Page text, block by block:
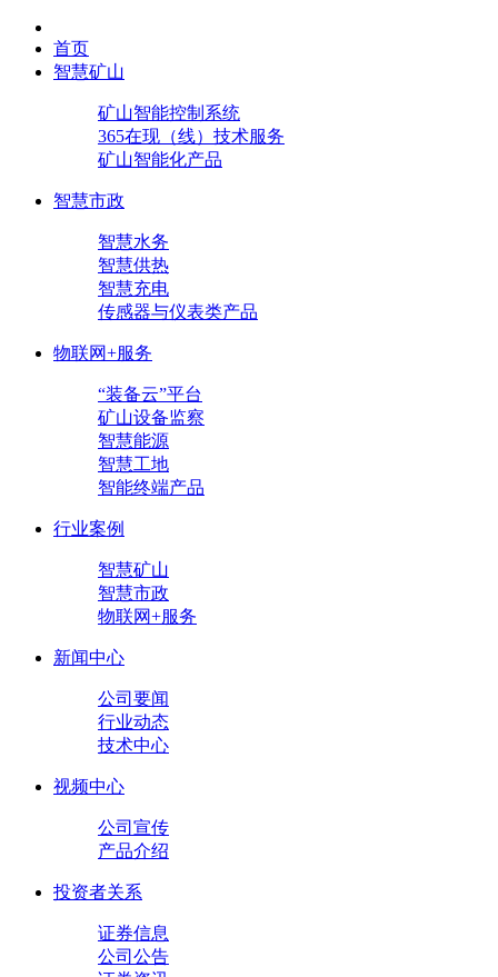
首页
智慧矿山
矿山智能控制系统
365在现（线）技术服务
矿山智能化产品
智慧市政
智慧水务
智慧供热
智慧充电
传感器与仪表类产品
物联网+服务
“装备云”平台
矿山设备监察
智慧能源
智慧工地
智能终端产品
行业案例
智慧矿山
智慧市政
物联网+服务
新闻中心
公司要闻
行业动态
技术中心
视频中心
公司宣传
产品介绍
投资者关系
证券信息
公司公告